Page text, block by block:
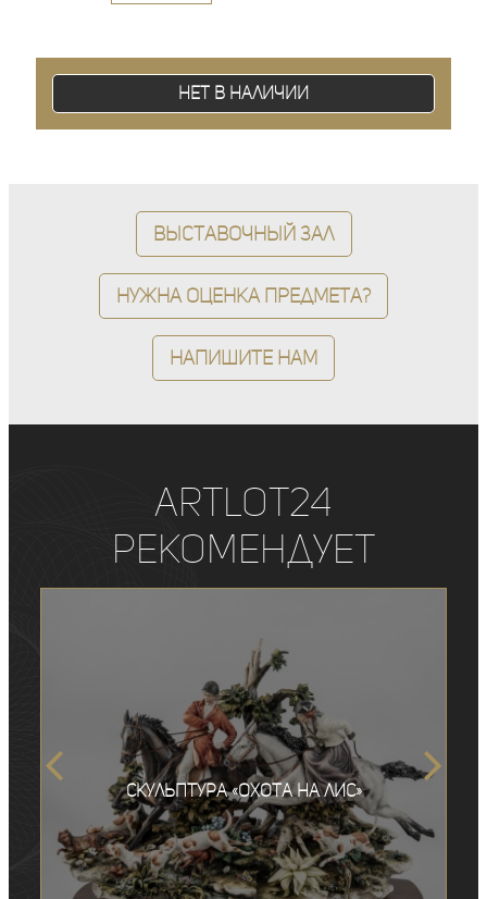
Нет в наличии
Выставочный зал
Нужна оценка предмета?
Напишите нам
ArtLot24
рекомендует
Скульптура «Охота на лис»